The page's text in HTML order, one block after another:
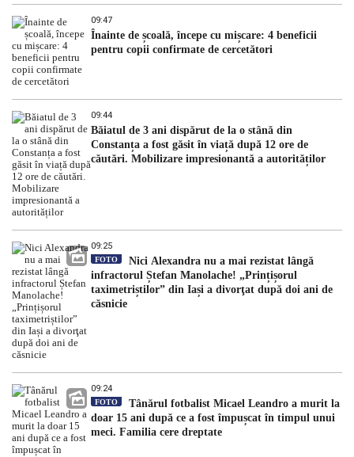
09:47
Înainte de școală, începe cu mișcare: 4 beneficii
pentru copii confirmate de cercetători
09:44
Băiatul de 3 ani dispărut de la o stână din
Constanța a fost găsit în viață după 12 ore de
căutări. Mobilizare impresionantă a autorităților
09:25
FOTO
Nici Alexandra nu a mai rezistat lângă
infractorul Ștefan Manolache! „Prințișorul
taximetriștilor” din Iași a divorţat după doi ani de
căsnicie
09:24
FOTO
Tânărul fotbalist Micael Leandro a murit la
doar 15 ani după ce a fost împușcat în timpul unui
meci. Familia cere dreptate